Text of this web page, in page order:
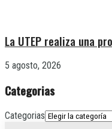
La UTEP realiza una
5 agosto, 2026
Categorias
Categorias